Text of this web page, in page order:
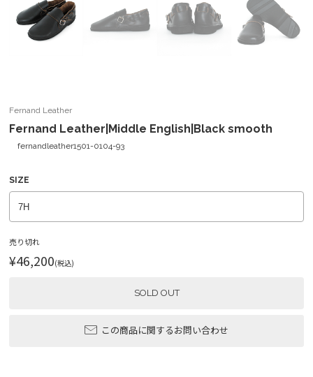
Fernand Leather
Fernand Leather|Middle English|Black smooth
fernandleather1501-0104-93
SIZE
売り切れ
¥46,200(税込)
SOLD OUT
この商品に関するお問い合わせ